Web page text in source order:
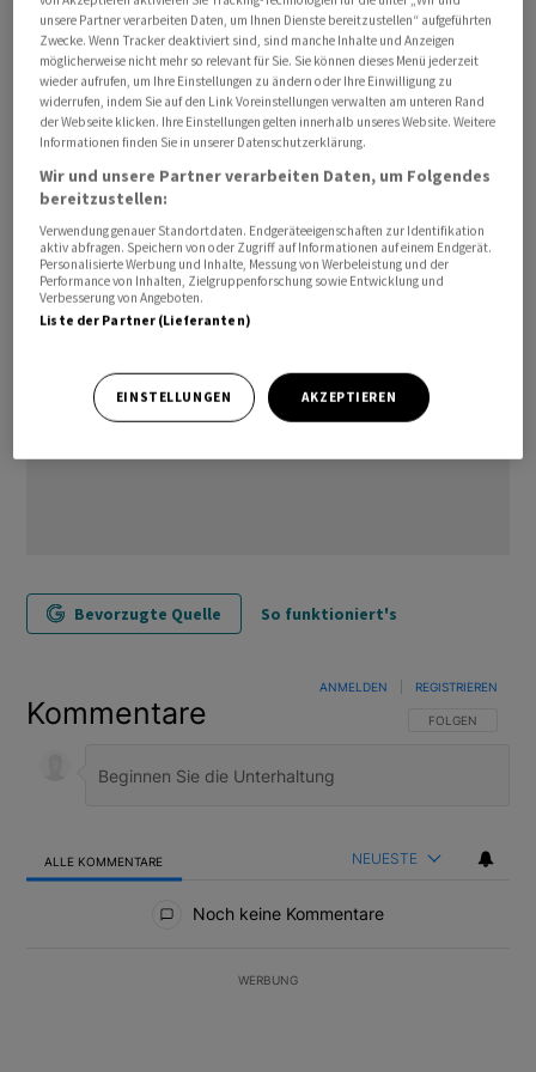
demokratischen Wende 1989/90 und entscheidet über
Ende oder Fortsetzung der Regierung des
Rechtspopulisten Viktor Orban. Jüngsten Umfragen
zufolge hat Orbans Herausforderer Peter Magyar gute
Chancen auf einen Wahlsieg.
(AWP)
Bevorzugte Quelle So funktioniert's
Kommentare FOLGE DIESER
FOLGEN
ANMELDEN REGISTRIEREN
ALLE KOMMENTARE NEUESTE
Noch keine Kommentare
WERBUNG
unsere Partner verarbeiten Daten, um Ihnen Dienste bereitzustellen“ aufgeführten
Zwecke. Wenn Tracker deaktiviert sind, sind manche Inhalte und Anzeigen
möglicherweise nicht mehr so relevant für Sie. Sie können dieses Menü jederzeit
wieder aufrufen, um Ihre Einstellungen zu ändern oder Ihre Einwilligung zu
widerrufen, indem Sie auf den Link Voreinstellungen verwalten am unteren Rand
der Webseite klicken. Ihre Einstellungen gelten innerhalb unseres Website. Weitere
Informationen finden Sie in unserer Datenschutzerklärung.
Wir und unsere Partner verarbeiten Daten, um Folgendes
bereitzustellen:
Verwendung genauer Standortdaten. Endgeräteeigenschaften zur Identifikation
aktiv abfragen. Speichern von oder Zugriff auf Informationen auf einem Endgerät.
Personalisierte Werbung und Inhalte, Messung von Werbeleistung und der
Performance von Inhalten, Zielgruppenforschung sowie Entwicklung und
Verbesserung von Angeboten.
Liste der Partner (Lieferanten)
EINSTELLUNGEN AKZEPTIEREN